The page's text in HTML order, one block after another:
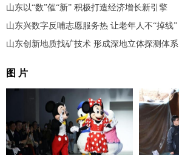
山东以“数”催“新” 积极打造经济增长新引擎
山东兴数字反哺志愿服务热 让老年人不“掉线”
山东创新地质找矿技术 形成深地立体探测体系
图 片